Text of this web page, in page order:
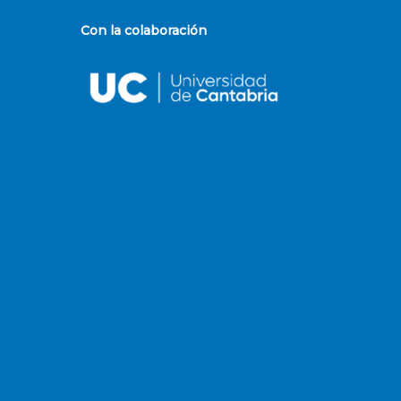
Con la colaboración